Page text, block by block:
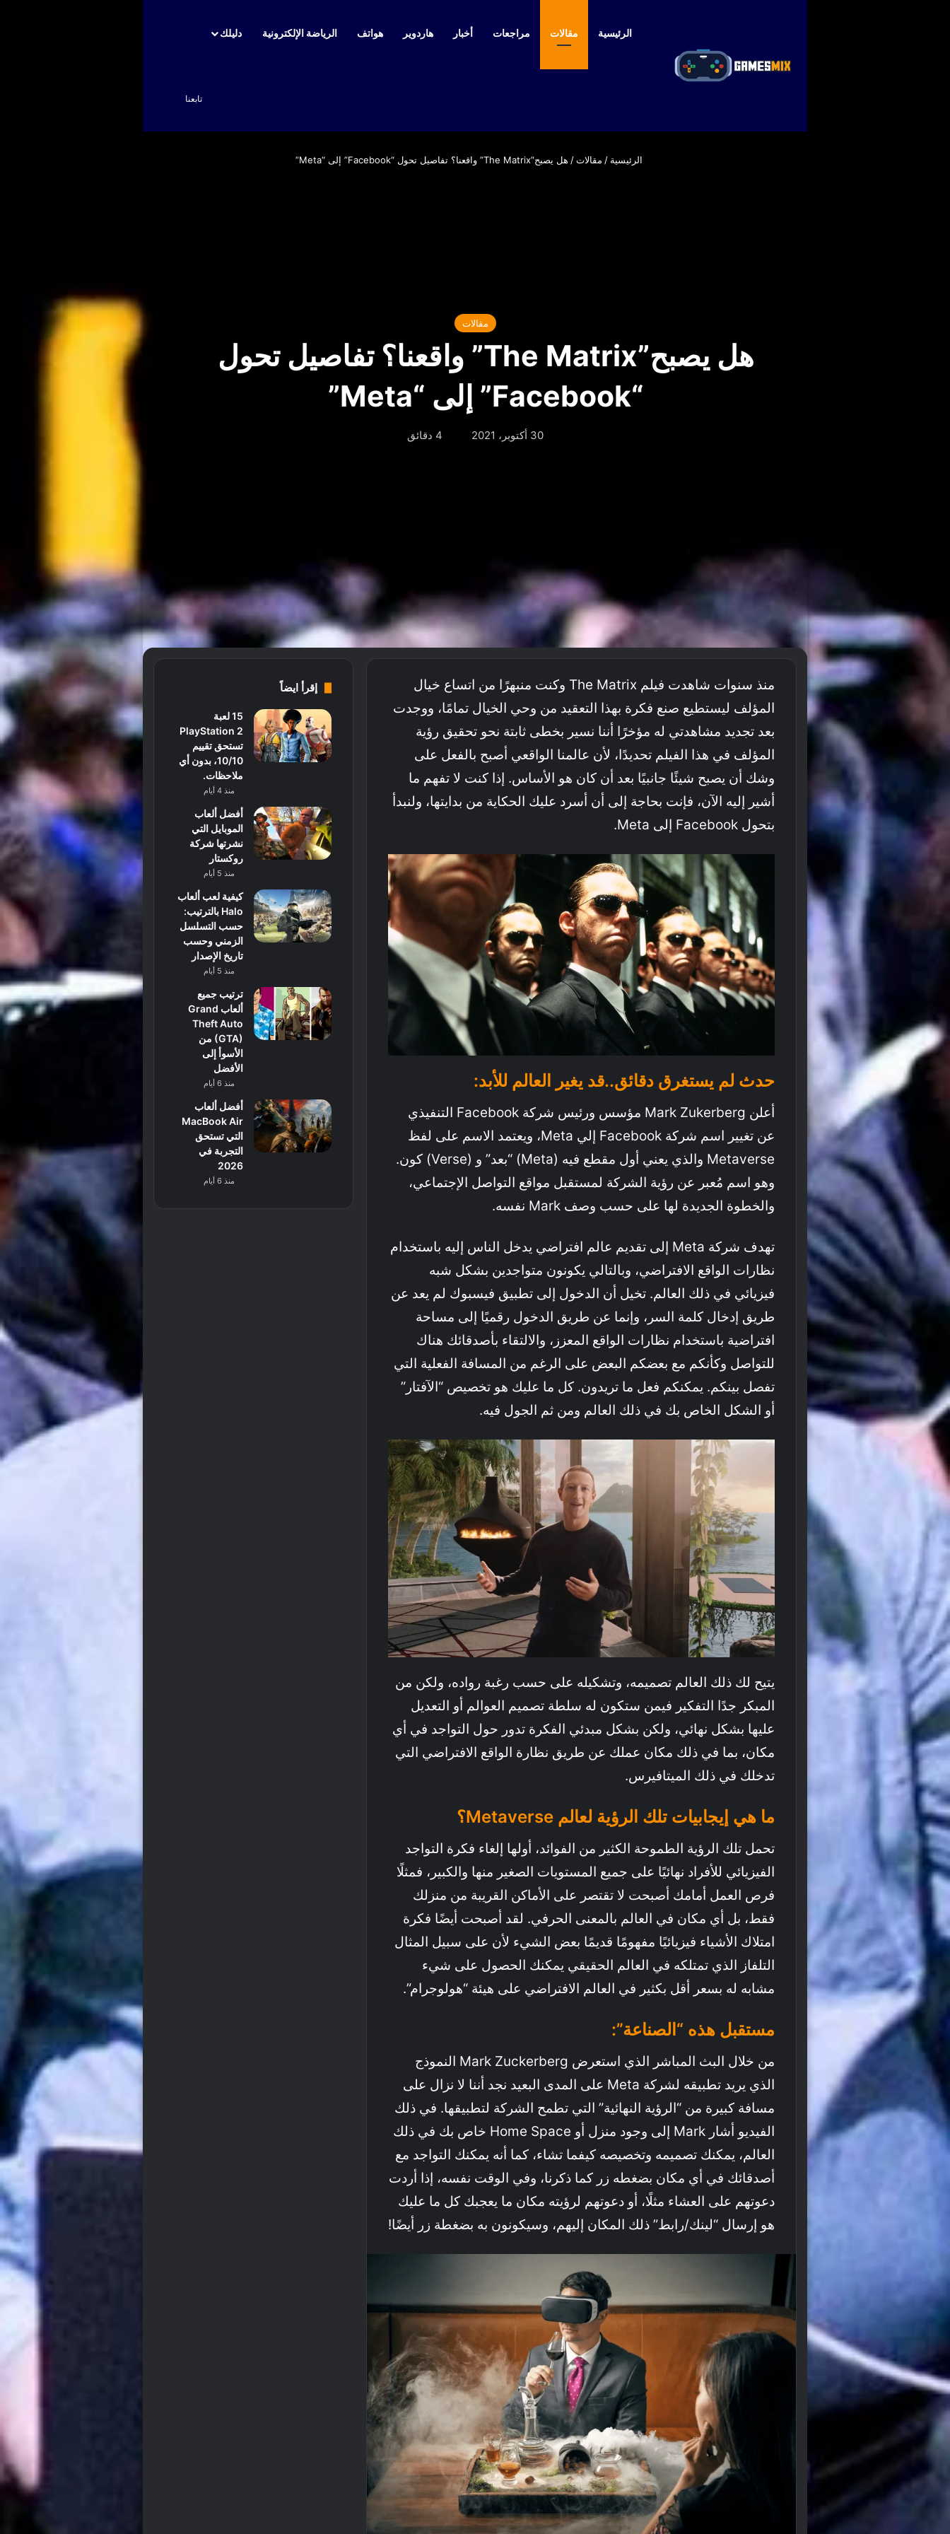
الرئيسية مقالات مراجعات أخبار هاردوير هواتف الرياضة الإلكترونية دليلك
تابعنا
الرئيسية / مقالات/ هل يصبح”The Matrix” واقعنا؟ تفاصيل تحول “Facebook” إلى “Meta”
مقالات
هل يصبح”The Matrix” واقعنا؟ تفاصيل تحول
“Facebook” إلى “Meta”
30 أكتوبر، 2021
منذ سنوات شاهدت فيلم The Matrix وكنت منبهرًا من اتساع خيال
المؤلف ليستطيع صنع فكرة بهذا التعقيد من وحي الخيال تمامًا، ووجدت
بعد تجديد مشاهدتي له مؤخرًا أننا نسير بخطى ثابتة نحو تحقيق رؤية
المؤلف في هذا الفيلم تحديدًا، لأن عالمنا الواقعي أصبح بالفعل على
وشك أن يصبح شيئًا جانبيًا بعد أن كان هو الأساس. إذا كنت لا تفهم ما
أشير إليه الآن، فإنت بحاجة إلى أن أسرد عليك الحكاية من بدايتها، ولنبدأ
بتحول Facebook إلى Meta.
حدث لم يستغرق دقائق..قد يغير العالم للأبد:
أعلن Mark Zukerberg مؤسس ورئيس شركة Facebook التنفيذي
عن تغيير اسم شركة Facebook إلي Meta، ويعتمد الاسم على لفظ
Metaverse والذي يعني أول مقطع فيه (Meta) “بعد” و (Verse) كون.
وهو اسم مُعبر عن رؤية الشركة لمستقبل مواقع التواصل الإجتماعي،
والخطوة الجديدة لها على حسب وصف Mark نفسه.
تهدف شركة Meta إلى تقديم عالم افتراضي يدخل الناس إليه باستخدام
نظارات الواقع الافتراضي، وبالتالي يكونون متواجدين بشكل شبه
فيزيائي في ذلك العالم. تخيل أن الدخول إلى تطبيق فيسبوك لم يعد عن
طريق إدخال كلمة السر، وإنما عن طريق الدخول رقميًا إلى مساحة
افتراضية باستخدام نظارات الواقع المعزز، والالتقاء بأصدقائك هناك
للتواصل وكأنكم مع بعضكم البعض على الرغم من المسافة الفعلية التي
تفصل بينكم. يمكنكم فعل ما تريدون. كل ما عليك هو تخصيص “الآفتار”
أو الشكل الخاص بك في ذلك العالم ومن ثم الجول فيه.
يتيح لك ذلك العالم تصميمه، وتشكيله على حسب رغبة رواده، ولكن من
المبكر جدًا التفكير فيمن ستكون له سلطة تصميم العوالم أو التعديل
عليها بشكل نهائي، ولكن بشكل مبدئي الفكرة تدور حول التواجد في أي
مكان، بما في ذلك مكان عملك عن طريق نظارة الواقع الافتراضي التي
تدخلك في ذلك الميتافيرس.
ما هي إيجابيات تلك الرؤية لعالم Metaverse؟
تحمل تلك الرؤية الطموحة الكثير من الفوائد، أولها إلغاء فكرة التواجد
الفيزيائي للأفراد نهائيًا على جميع المستويات الصغير منها والكبير، فمثلًا
فرص العمل أمامك أصبحت لا تقتصر على الأماكن القريبة من منزلك
فقط، بل أي مكان في العالم بالمعنى الحرفي. لقد أصبحت أيضًا فكرة
امتلاك الأشياء فيزيائيًا مفهومًا قديمًا بعض الشيء لأن على سبيل المثال
التلفاز الذي تمتلكه في العالم الحقيقي يمكنك الحصول على شيء
مشابه له بسعر أقل بكثير في العالم الافتراضي على هيئة “هولوجرام”.
مستقبل هذه “الصناعة”:
من خلال البث المباشر الذي استعرض Mark Zuckerberg النموذج
الذي يريد تطبيقه لشركة Meta على المدى البعيد نجد أننا لا نزال على
مسافة كبيرة من “الرؤية النهائية” التي تطمح الشركة لتطبيقها. في ذلك
الفيديو أشار Mark إلى وجود منزل أو Home Space خاص بك في ذلك
العالم، يمكنك تصميمه وتخصيصه كيفما تشاء، كما أنه يمكنك التواجد مع
أصدقائك في أي مكان بضغطه زر كما ذكرنا، وفي الوقت نفسه، إذا أردت
دعوتهم على العشاء مثلًا، أو دعوتهم لرؤيته مكان ما يعجبك كل ما عليك
هو إرسال “لينك/رابط” ذلك المكان إليهم، وسيكونون به بضغطة زر أيضًا!
إقرأ ايضاً
15 لعبة
PlayStation 2
تستحق تقييم
10/10، بدون أي
ملاحظات.
منذ 4 أيام
أفضل ألعاب
الموبايل التي
نشرتها شركة
روكستار
منذ 5 أيام
كيفية لعب ألعاب
Halo بالترتيب:
حسب التسلسل
الزمني وحسب
تاريخ الإصدار
منذ 5 أيام
ترتيب جميع
ألعاب Grand
Theft Auto
(GTA) من
الأسوأ إلى
الأفضل
منذ 6 أيام
أفضل ألعاب
MacBook Air
التي تستحق
التجربة في
2026
منذ 6 أيام